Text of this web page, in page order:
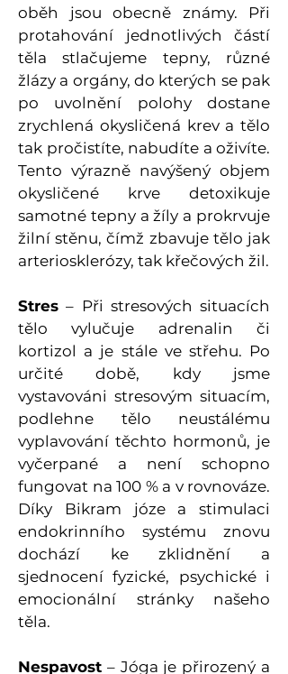
oběh jsou obecně známy. Při
protahování jednotlivých částí
těla stlačujeme tepny, různé
žlázy a orgány, do kterých se pak
po uvolnění polohy dostane
zrychlená okysličená krev a tělo
tak pročistíte, nabudíte a oživíte.
Tento výrazně navýšený objem
okysličené krve detoxikuje
samotné tepny a žíly a prokrvuje
žilní stěnu, čímž zbavuje tělo jak
arteriosklerózy, tak křečových žil.
Stres – Při stresových situacích
tělo vylučuje adrenalin či
kortizol a je stále ve střehu. Po
určité době, kdy jsme
vystavováni stresovým situacím,
podlehne tělo neustálému
vyplavování těchto hormonů, je
vyčerpané a není schopno
fungovat na 100 % a v rovnováze.
Díky Bikram józe a stimulaci
endokrinního systému znovu
dochází ke zklidnění a
sjednocení fyzické, psychické i
emocionální stránky našeho
těla.
Nespavost – Jóga je přirozený a